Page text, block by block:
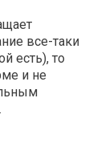
все-таки
есть), то
и не